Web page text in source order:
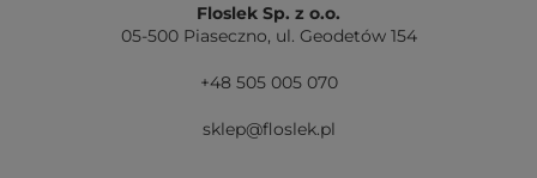
Floslek Sp. z o.o.
05-500 Piaseczno, ul. Geodetów 154
+48 505 005 070
sklep@floslek.pl